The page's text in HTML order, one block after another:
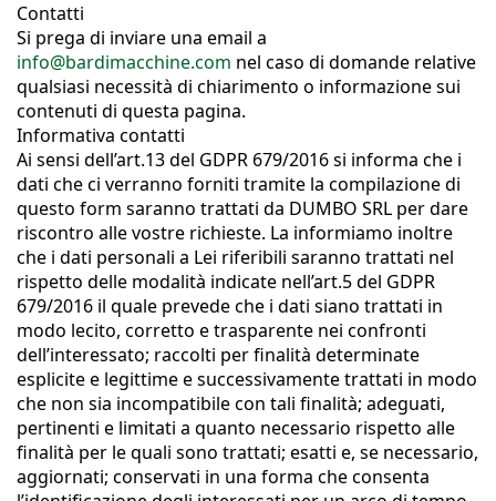
Contatti
Si prega di inviare una email a
info@bardimacchine.com nel caso di domande relative
qualsiasi necessità di chiarimento o informazione sui
contenuti di questa pagina.
Informativa contatti
Ai sensi dell’art.13 del GDPR 679/2016 si informa che i
dati che ci verranno forniti tramite la compilazione di
questo form saranno trattati da DUMBO SRL per dare
riscontro alle vostre richieste. La informiamo inoltre
che i dati personali a Lei riferibili saranno trattati nel
rispetto delle modalità indicate nell’art.5 del GDPR
679/2016 il quale prevede che i dati siano trattati in
modo lecito, corretto e trasparente nei confronti
dell’interessato; raccolti per finalità determinate
esplicite e legittime e successivamente trattati in modo
che non sia incompatibile con tali finalità; adeguati,
pertinenti e limitati a quanto necessario rispetto alle
finalità per le quali sono trattati; esatti e, se necessario,
aggiornati; conservati in una forma che consenta